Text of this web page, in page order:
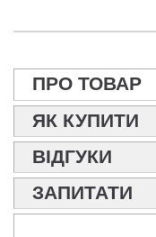
ПРО ТОВАР
ЯК КУПИТИ
ВІДГУКИ
ЗАПИТАТИ